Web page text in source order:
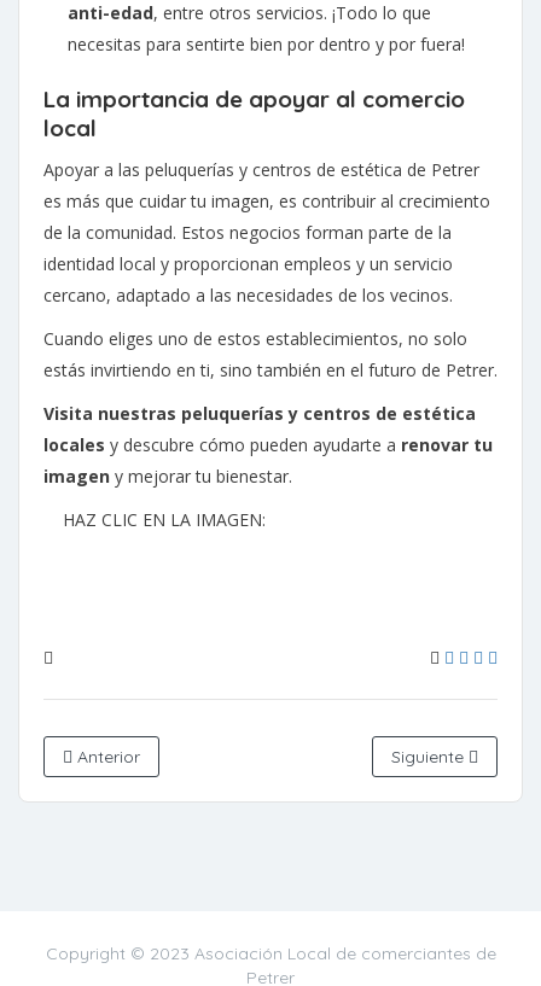
anti-edad, entre otros servicios. ¡Todo lo que
necesitas para sentirte bien por dentro y por fuera!
La importancia de apoyar al comercio
local
Apoyar a las peluquerías y centros de estética de Petrer
es más que cuidar tu imagen, es contribuir al crecimiento
de la comunidad. Estos negocios forman parte de la
identidad local y proporcionan empleos y un servicio
cercano, adaptado a las necesidades de los vecinos.
Cuando eliges uno de estos establecimientos, no solo
estás invirtiendo en ti, sino también en el futuro de Petrer.
Visita nuestras peluquerías y centros de estética
locales y descubre cómo pueden ayudarte a renovar tu
imagen y mejorar tu bienestar.
HAZ CLIC EN LA IMAGEN:
Anterior Siguiente
Copyright © 2023 Asociación Local de comerciantes de
Petrer